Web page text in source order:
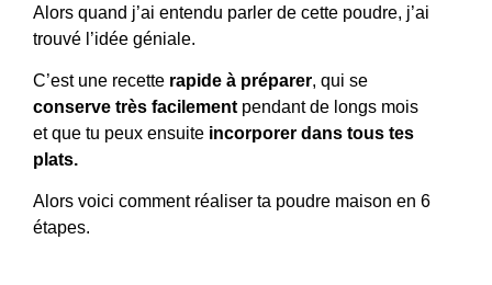
Alors quand j’ai entendu parler de cette poudre, j’ai
trouvé l’idée géniale.
C’est une recette rapide à préparer, qui se
conserve très facilementpendant de longs mois
et que tu peux ensuite incorporer dans tous tes
plats.
Alors voici comment réaliser ta poudre maison en 6
étapes.